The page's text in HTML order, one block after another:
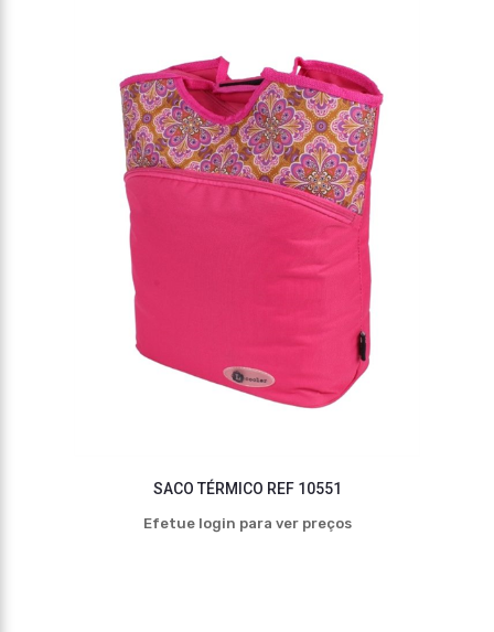
SACO TÉRMICO REF 10551
Efetue login para ver preços